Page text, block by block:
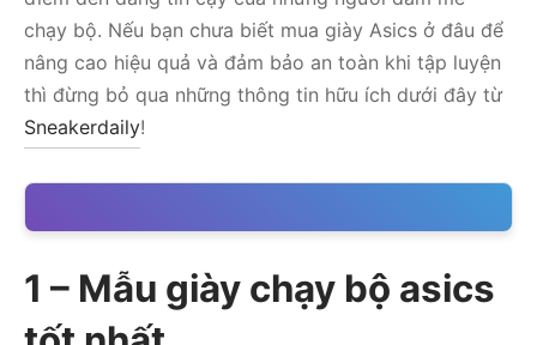
chạy bộ. Nếu bạn chưa biết mua giày Asics ở đâu để
nâng cao hiệu quả và đảm bảo an toàn khi tập luyện
thì đừng bỏ qua những thông tin hữu ích dưới đây từ
Sneakerdaily!
1 – Mẫu giày chạy bộ asics